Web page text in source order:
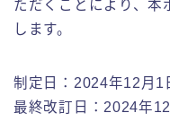
ただくことにより、本
します。
制定日：2024年12月1
最終改訂日：2024年